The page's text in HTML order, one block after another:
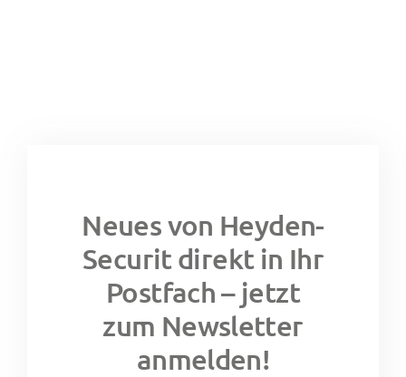
Neues von Heyden-
Securit direkt in Ihr
Postfach – jetzt
zum Newsletter
anmelden!